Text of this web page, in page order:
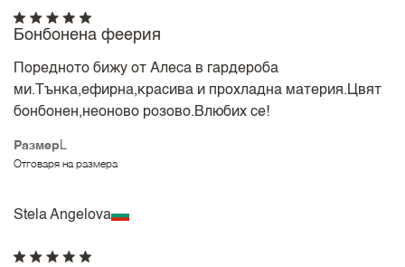
Размер L
Отговаря на размера
Бонбонена феерия
Поредното бижу от Алеса в гардероба
ми.Тънка,ефирна,красива и прохладна материя.Цвят
бонбонен,неоново розово.Влюбих се!
Stela Angelova